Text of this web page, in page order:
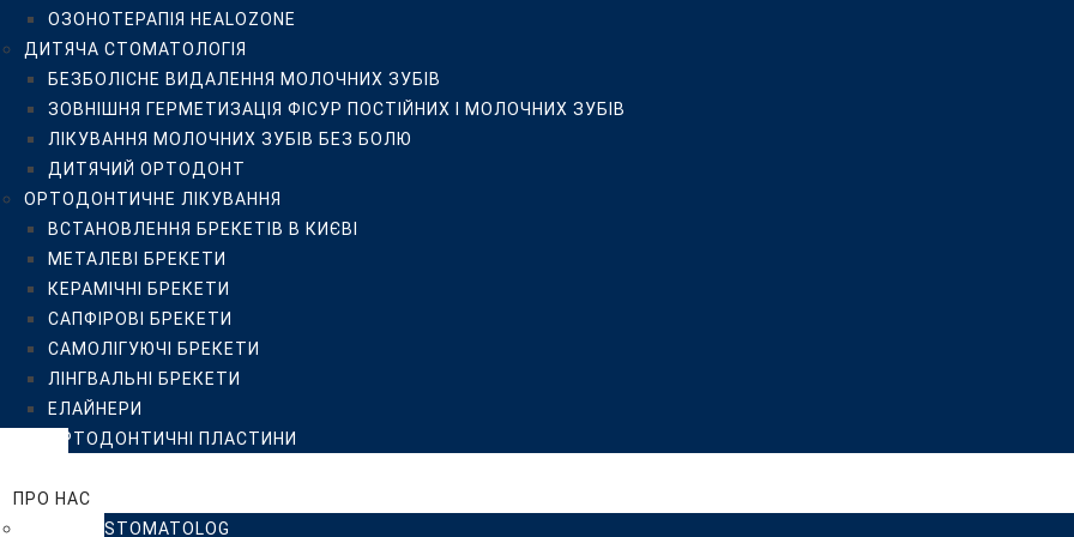
САПФІРОВІ БРЕКЕТИ
САМОЛІГУЮЧІ БРЕКЕТИ
ЛІНГВАЛЬНІ БРЕКЕТИ
ЕЛАЙНЕРИ
ОРТОДОНТИЧНІ ПЛАСТИНИ
ЦІНИ
ПРО НАС
КЛІНІКА ISTOMATOLOG
КОМАНДА
ВІДГУКИ
ПРИКЛАДИ РОБІТ
БЛОГ
FAQ
ПАЦІЄНТУ
РЕКОМЕНДАЦІЇ
РЕКОМЕНДАЦІЇ ПАЦІЄНТУ ДО ТА ПІСЛЯ ДЕНТАЛЬНОЇ ІМПЛАНТАЦІЇ
ОЗОНОТЕРАПІЯ HEALOZONE
ДИТЯЧА СТОМАТОЛОГІЯ
БЕЗБОЛІСНЕ ВИДАЛЕННЯ МОЛОЧНИХ ЗУБІВ
ЗОВНІШНЯ ГЕРМЕТИЗАЦІЯ ФІСУР ПОСТІЙНИХ І МОЛОЧНИХ ЗУБІВ
ЛІКУВАННЯ МОЛОЧНИХ ЗУБІВ БЕЗ БОЛЮ
ДИТЯЧИЙ ОРТОДОНТ
ОРТОДОНТИЧНЕ ЛІКУВАННЯ
ВСТАНОВЛЕННЯ БРЕКЕТІВ В КИЄВІ
МЕТАЛЕВІ БРЕКЕТИ
КЕРАМІЧНІ БРЕКЕТИ
САПФІРОВІ БРЕКЕТИ
САМОЛІГУЮЧІ БРЕКЕТИ
ЛІНГВАЛЬНІ БРЕКЕТИ
ЕЛАЙНЕРИ
ОРТОДОНТИЧНІ ПЛАСТИНИ
ПРО НАС
КЛІНІКА ISTOMATOLOG